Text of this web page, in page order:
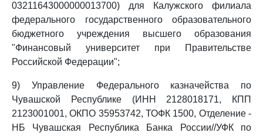
03211643000000013700) для Калужского филиала
федерального государственного образовательного
бюджетного учреждения высшего образования
"Финансовый университет при Правительстве
Российской Федерации";
9) Управление Федерального казначейства по
Чувашской Республике (ИНН 2128018171, КПП
2123001001, ОКПО 35953742, ТОФК 1500, Отделение -
НБ Чувашская Республика Банка России//УФК по